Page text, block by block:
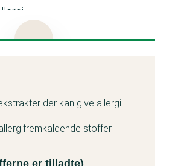
der kan give allergi.
for miljøet.
der kan give allergi.
der kan give allergi.
der kan give allergi
stoffer
er tilladte)